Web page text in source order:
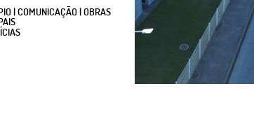
| COMUNICAÇÃO | OBRAS